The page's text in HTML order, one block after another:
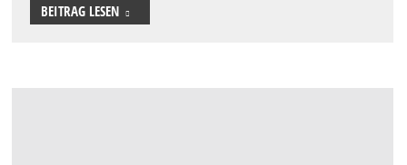
BEITRAG LESEN